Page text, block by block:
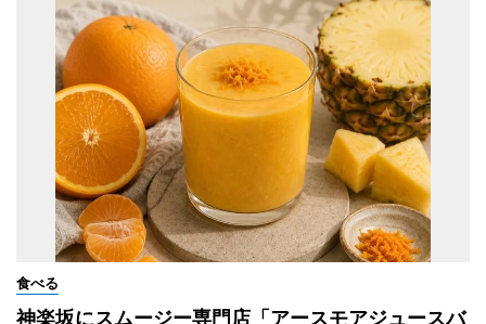
食べる
神楽坂にスムージー専門店「アースモアジュースバ